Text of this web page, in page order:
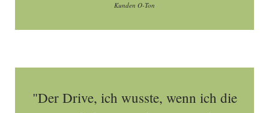
Kunden O-Ton
"Der Drive, ich wusste, wenn ich die